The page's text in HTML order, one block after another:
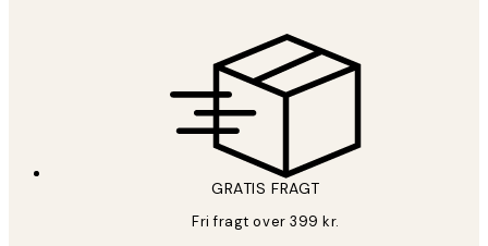
GRATIS FRAGT
Fri fragt over 399 kr.